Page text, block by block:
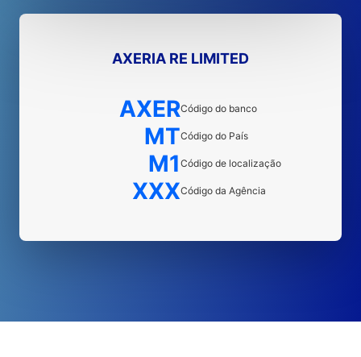
AXERIA RE LIMITED
AXERCódigo do banco
MTCódigo do País
M1 Código de localização
XXXCódigo da Agência